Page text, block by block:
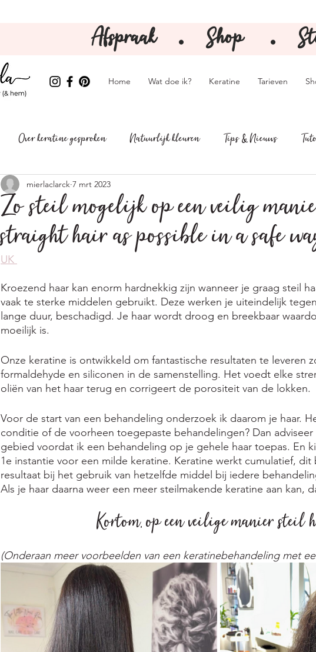
Afspraak ⚫️ Shop ⚫️
Home Wat doe ik? Keratine Tarieven
Over keratine gesproken Natuurlijk kleuren Tips & Nieuws
Zo steil mogelijk op een veilig
straight hair as possible in a safe
mierlaclarck 7 mrt 2023
UK
Kroezend haar kan enorm hardnekkig zijn wanneer je graag steil
vaak te sterke middelen gebruikt. Deze werken je uiteindelijk
lange duur, beschadigd. Je haar wordt droog en breekbaar
moeilijk is.
Onze keratine is ontwikkeld om fantastische resultaten te leveren
formaldehyde en siliconen in de samenstelling. Het voedt elke
oliën van het haar terug en corrigeert de porositeit van de lokken.
Voor de start van een behandeling onderzoek ik daarom je haar.
conditie of de voorheen toegepaste behandelingen? Dan
gebied voordat ik een behandeling op je gehele haar toepas. En
1e instantie voor een milde keratine. Keratine werkt cumulatief,
resultaat bij het gebruik van hetzelfde middel bij iedere
Als je haar daarna weer een meer steilmakende keratine aan kan,
Kortom, op een veilige manier steil
(Onderaan meer voorbeelden van een keratinebehandeling met